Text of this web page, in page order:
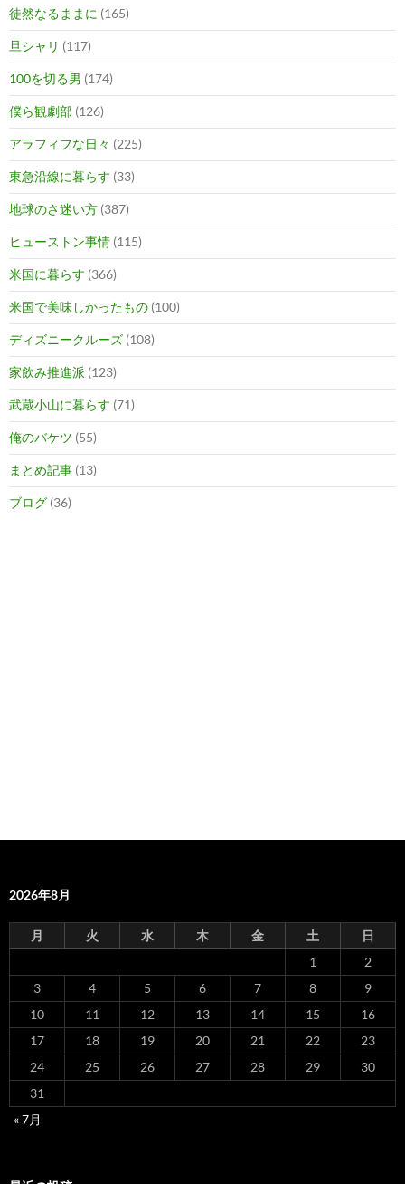
徒然なるままに (165)
旦シャリ (117)
100を切る男 (174)
僕ら観劇部 (126)
アラフィフな日々 (225)
東急沿線に暮らす (33)
地球のさ迷い方 (387)
ヒューストン事情 (115)
米国に暮らす (366)
米国で美味しかったもの (100)
ディズニークルーズ (108)
家飲み推進派 (123)
武蔵小山に暮らす (71)
俺のバケツ (55)
まとめ記事 (13)
ブログ (36)
2026年8月
月 火 水 木 金 土
日
1
2
3
4 5 6 7 8
9
10
11 12 13 14 15
16
17
18 19 20 21 22
23
24
25 26 27 28 29
30
31
« 7月